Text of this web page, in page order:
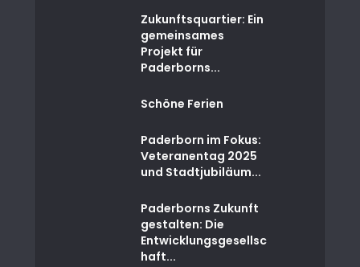
Zukunftsquartier: Ein
gemeinsames
Projekt für
Paderborns...
Schöne Ferien
Paderborn im Fokus:
Veteranentag 2025
und Stadtjubiläum...
Paderborns Zukunft
gestalten: Die
Entwicklungsgesellsc
haft...